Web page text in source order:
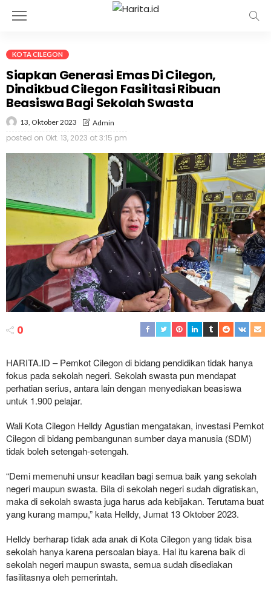
KOTA CILEGON
Siapkan Generasi Emas Di Cilegon,
Dindikbud Cilegon Fasilitasi Ribuan
Beasiswa Bagi Sekolah Swasta
13, Oktober 2023 Admin
posted on Okt. 13, 2023 at 3:15 pm
0
HARITA.ID – Pemkot Cilegon di bidang pendidikan tidak hanya
fokus pada sekolah negeri. Sekolah swasta pun mendapat
perhatian serius, antara lain dengan menyediakan beasiswa
untuk 1.900 pelajar.
Wali Kota Cilegon Helldy Agustian mengatakan, investasi Pemkot
Cilegon di bidang pembangunan sumber daya manusia (SDM)
tidak boleh setengah-setengah.
“Demi memenuhi unsur keadilan bagi semua baik yang sekolah
negeri maupun swasta. Bila di sekolah negeri sudah digratiskan,
maka di sekolah swasta juga harus ada kebijakan. Terutama buat
yang kurang mampu,” kata Helldy, Jumat 13 Oktober 2023.
Helldy berharap tidak ada anak di Kota Cilegon yang tidak bisa
sekolah hanya karena persoalan biaya. Hal itu karena baik di
sekolah negeri maupun swasta, semua sudah disediakan
fasilitasnya oleh pemerintah.